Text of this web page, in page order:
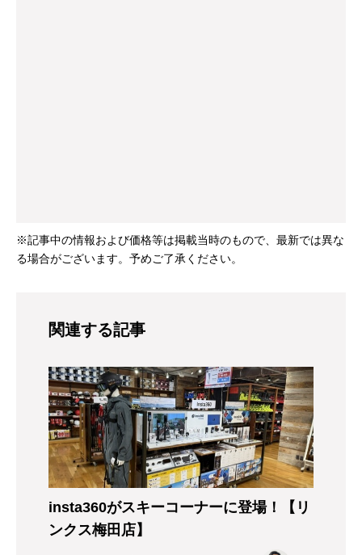
※記事中の情報および価格等は掲載当時のもので、最新では異な
る場合がございます。予めご了承ください。
関連する記事
insta360がスキーコーナーに登場！【リ
ンクス梅田店】